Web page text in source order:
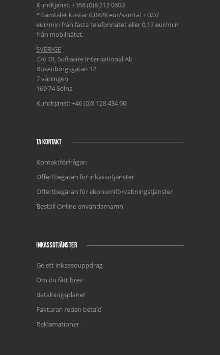
Kundtjänst: +358 (0)6 212 0600
* Samtalet kostar 0,0828 eur/samtal + 0,07
eur/min från fasta telefonnätet eller 0,17 eur/min
från mobilnätet.
SVERIGE
C/o DL Software International Ab
Rosenborgsgatan 12
7 våningen
169 74 Solna
Kundtjänst: +46 (0)8 128 434 00
TA KONTAKT
Kontaktförfrågan
Offertbegäran för inkassotjänster
Offertbegäran för ekonomiförvaltningstjänster
Beställ Online-användarnamn
INKASSOTJÄNSTER
Ge ett inkassouppdrag
Om du fått brev
Betalningsplaner
Fakturan redan betald
Reklamationer